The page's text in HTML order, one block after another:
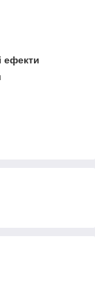
ефекти